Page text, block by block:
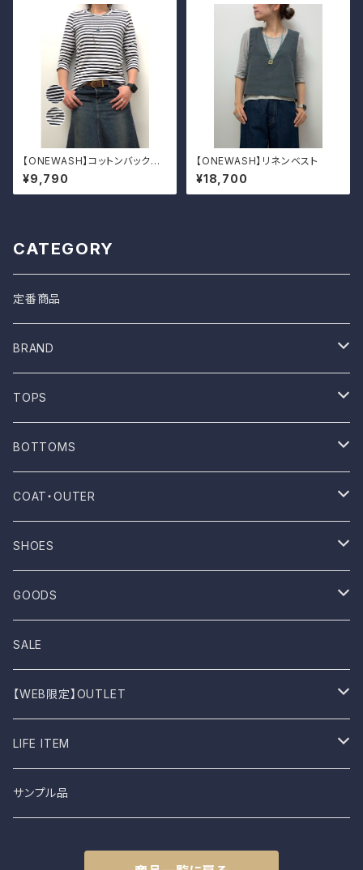
【ONEWASH】コットンバックラ
ウンドクルーT
¥9,790
【ONEWASH】リネンベスト
¥18,700
CATEGORY
定番商品
BRAND
ONE WASH
Mau
NOVESTA
ROTOTO
UES
Dansko
BIRKEN STOCK
shimaai
NAPRON
TOPS
T-shirt
Shirt
No sleeve
One-piece
Parkar
Knit
Sweatshirt
Vest
BOTTOMS
Pants
Skirts
COAT・OUTER
Coat
Outer
Jacket
SHOES
Sneakers
Sandal
Boots
GOODS
Bag
Stall
Socks
Cap
SALE
【WEB限定】OUTLET
B品
LIFE ITEM
食器
サンプル品